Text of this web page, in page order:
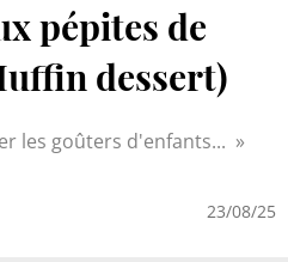
pépites de
dessert)
les goûters d'enfants...
23/08/25